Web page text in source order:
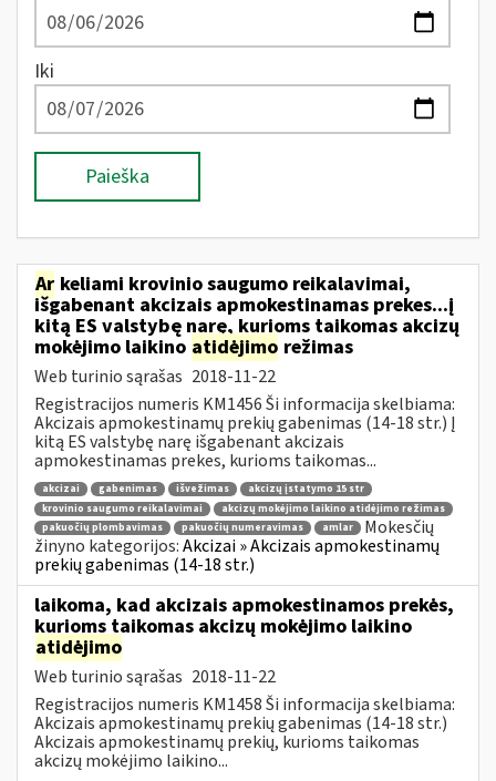
Iki
Paieška
Ar keliami krovinio saugumo reikalavimai,
išgabenant akcizais apmokestinamas prekes...į
kitą ES valstybę narę, kurioms taikomas akcizų
mokėjimo laikino atidėjimo režimas
Web turinio sąrašas 2018-11-22
Registracijos numeris KM1456 Ši informacija skelbiama:
Akcizais apmokestinamų prekių gabenimas (14-18 str.) Į
kitą ES valstybę narę išgabenant akcizais
apmokestinamas prekes, kurioms taikomas...
akcizai gabenimas išvežimas
akcizų įstatymo 15 str
krovinio saugumo reikalavimai
akcizų mokėjimo laikino atidėjimo režimas
pakuočių plombavimas
pakuočių numeravimas amlar
Mokesčių
žinyno kategorijos:Akcizai » Akcizais apmokestinamų
prekių gabenimas (14-18 str.)
laikoma, kad akcizais apmokestinamos prekės,
kurioms taikomas akcizų mokėjimo laikino
atidėjimo
Web turinio sąrašas 2018-11-22
Registracijos numeris KM1458 Ši informacija skelbiama:
Akcizais apmokestinamų prekių gabenimas (14-18 str.)
Akcizais apmokestinamų prekių, kurioms taikomas
akcizų mokėjimo laikino...